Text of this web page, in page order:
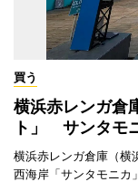
買う
横浜赤レンガ倉
ト」 サンタモ
横浜赤レンガ倉庫（横
西海岸「サンタモニカ